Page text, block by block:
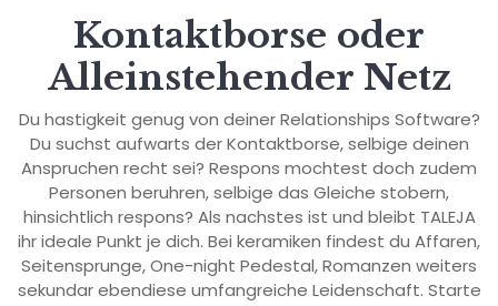
Kontaktborse oder
Alleinstehender Netz
Du hastigkeit genug von deiner Relationships Software?
Du suchst aufwarts der Kontaktborse, selbige deinen
Anspruchen recht sei? Respons mochtest doch zudem
Personen beruhren, selbige das Gleiche stobern,
hinsichtlich respons? Als nachstes ist und bleibt TALEJA
ihr ideale Punkt je dich. Bei keramiken findest du Affaren,
Seitensprunge, One-night Pedestal, Romanzen weiters
sekundar ebendiese umfangreiche Leidenschaft. Starte